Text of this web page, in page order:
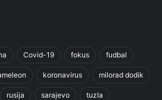
Covid-19 fokus fudbal
koronavirus milorad dodik
rusija sarajevo tuzla